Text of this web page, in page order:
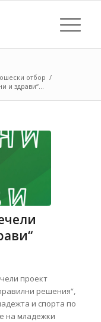
отбор /
и здрави“...
проект
решения“,
и спорта по
на младежки